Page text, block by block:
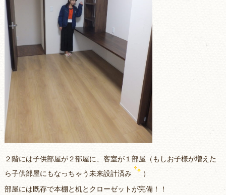
２階には子供部屋が２部屋に、客室が１部屋（もしお子様が増えた
ら子供部屋にもなっちゃう未来設計済み
）
部屋には既存で本棚と机とクローゼットが完備！！